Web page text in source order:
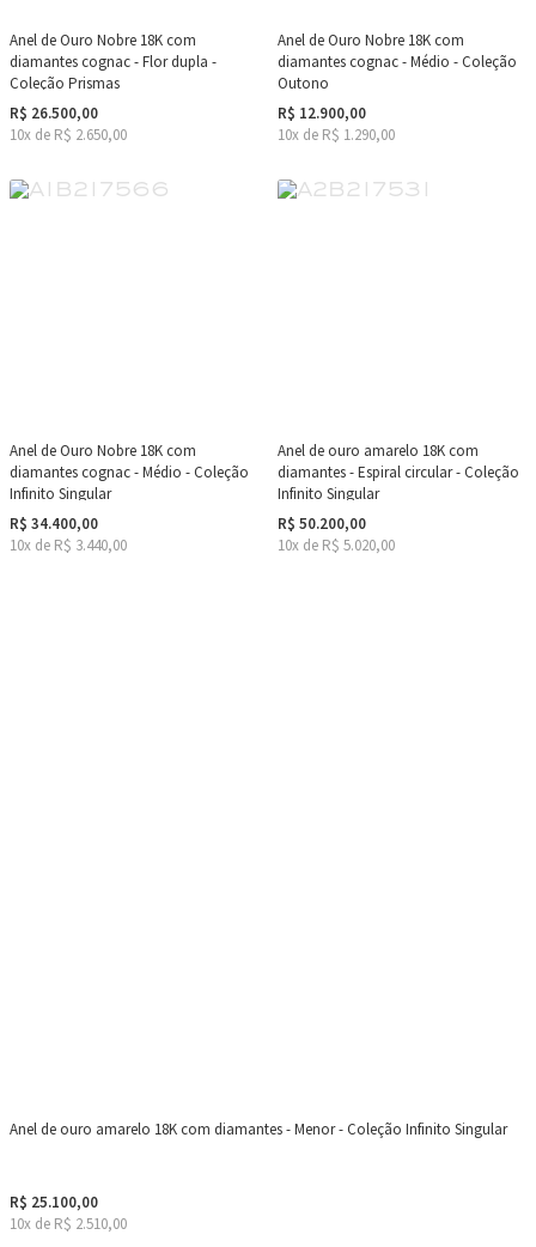
Anel de Ouro Nobre 18K com
diamantes cognac - Flor dupla -
Coleção Prismas
R$ 26.500,00
10x de R$ 2.650,00
Anel de Ouro Nobre 18K com
diamantes cognac - Médio - Coleção
Outono
R$ 12.900,00
10x de R$ 1.290,00
Anel de Ouro Nobre 18K com
diamantes cognac - Médio - Coleção
Infinito Singular
R$ 34.400,00
10x de R$ 3.440,00
Anel de ouro amarelo 18K com
diamantes - Espiral circular - Coleção
Infinito Singular
R$ 50.200,00
10x de R$ 5.020,00
Anel de ouro amarelo 18K com diamantes - Menor - Coleção Infinito Singular
R$ 25.100,00
10x de R$ 2.510,00